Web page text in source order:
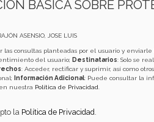
BÁSICA SOBRE
ASENSIO, JOSE LUIS
las consultas planteadas por el usuario y
del usuario; Destinatarios: Solo se
: Acceder, rectificar y suprimir, así como
Información Adicional: Puede consultar la
nuestra Política de Privacidad
la Política de Privacidad